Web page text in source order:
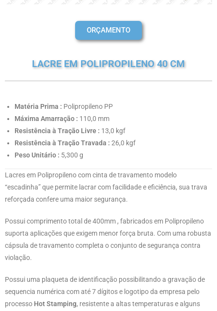
ORÇAMENTO
LACRE EM POLIPROPILENO 40 CM
Matéria Prima : Polipropileno PP
Máxima Amarração : 110,0 mm
Resistência à Tração Livre : 13,0 kgf
Resistência à Tração Travada : 26,0 kgf
Peso Unitário : 5,300 g
Lacres em Polipropileno com cinta de travamento modelo
“escadinha” que permite lacrar com facilidade e eficiência, sua trava
reforçada confere uma maior segurança.
Possui comprimento total de 400mm , fabricados em Polipropileno
suporta aplicações que exigem menor força bruta. Com uma robusta
cápsula de travamento completa o conjunto de segurança contra
violação.
Possui uma plaqueta de identificação possibilitando a gravação de
sequencia numérica com até 7 dígitos e logotipo da empresa pelo
processo Hot Stamping, resistente a altas temperaturas e alguns